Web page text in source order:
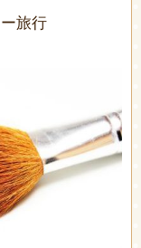
旅行